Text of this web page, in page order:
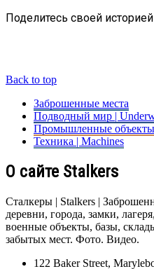
Поделитесь своей
Back to top
Заброшенные места
Подводный мир |
Промышленные объекты
Техника | Machines
О сайте Stalkers
Сталкеры | Stalkers |
деревни, города, замки,
военные объекты, базы,
забытых мест. Фото. Видео.
122 Baker Street,